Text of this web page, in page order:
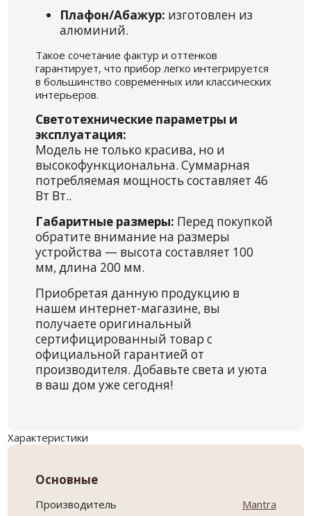
Плафон/Абажур: изготовлен из
алюминий.
Такое сочетание фактур и оттенков
гарантирует, что прибор легко интегрируется
в большинство современных или классических
интерьеров.
Светотехнические параметры и
эксплуатация:
Модель не только красива, но и
высокофункциональна. Суммарная
потребляемая мощность составляет 46
Вт Вт..
Габаритные размеры: Перед покупкой
обратите внимание на размеры
устройства — высота составляет 100
мм, длина 200 мм.
Приобретая данную продукцию в
нашем интернет-магазине, вы
получаете оригинальный
сертифицированный товар с
официальной гарантией от
производителя. Добавьте света и уюта
в ваш дом уже сегодня!
Характеристики
Основные
Производитель Mantra